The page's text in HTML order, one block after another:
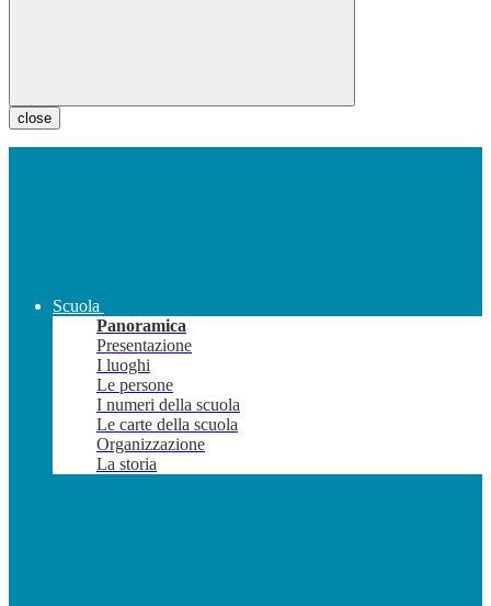
close
Scuola
Panoramica
Presentazione
I luoghi
Le persone
I numeri della scuola
Le carte della scuola
Organizzazione
La storia